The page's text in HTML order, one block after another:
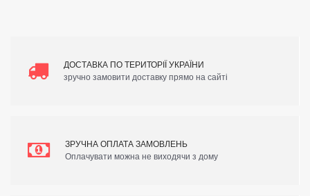
ДОСТАВКА ПО ТЕРИТОРІЇ УКРАЇНИ
зручно замовити доставку прямо на сайті
ЗРУЧНА ОПЛАТА ЗАМОВЛЕНЬ
Оплачувати можна не виходячи з дому